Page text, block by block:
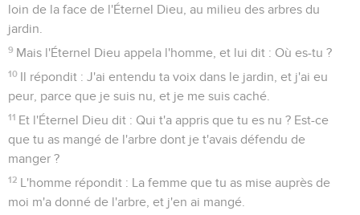
loin de la face de l'Éternel Dieu, au milieu des arbres du
jardin.
9 Mais l'Éternel Dieu appela l'homme, et lui dit : Où es-tu ?
10 Il répondit : J'ai entendu ta voix dans le jardin, et j'ai eu
peur, parce que je suis nu, et je me suis caché.
11 Et l'Éternel Dieu dit : Qui t'a appris que tu es nu ? Est-ce
que tu as mangé de l'arbre dont je t'avais défendu de
manger ?
12 L'homme répondit : La femme que tu as mise auprès de
moi m'a donné de l'arbre, et j'en ai mangé.